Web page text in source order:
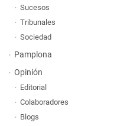
Sucesos
Tribunales
Sociedad
Pamplona
Opinión
Editorial
Colaboradores
Blogs